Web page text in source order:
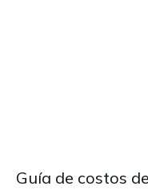
Guía de costos